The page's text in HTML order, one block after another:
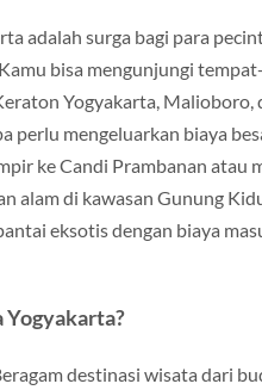
adalah surga bagi para
bisa mengunjungi
Yogyakarta, Malioboro,
perlu mengeluarkan biaya
ke Candi Prambanan atau
alam di kawasan Gunung
eksotis dengan biaya
Yogyakarta?
destinasi wisata dari